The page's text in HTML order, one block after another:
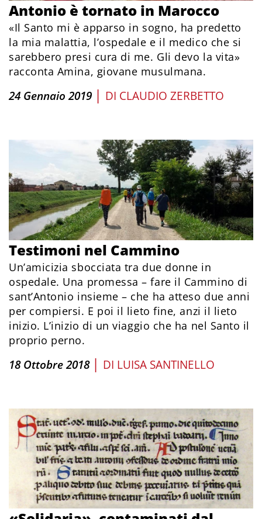
Antonio è tornato in Marocco
«Il Santo mi è apparso in sogno, ha predetto
la mia malattia, l’ospedale e il medico che si
sarebbero presi cura di me. Gli devo la vita»
racconta Amina, giovane musulmana.
24 Gennaio 2019 | DI CLAUDIO ZERBETTO
Testimoni nel Cammino
Un’amicizia sbocciata tra due donne in
ospedale. Una promessa – fare il Cammino di
sant’Antonio insieme – che ha atteso due anni
per compiersi. E poi il lieto fine, anzi il lieto
inizio. L’inizio di un viaggio che ha nel Santo il
proprio perno.
18 Ottobre 2018 | DI LUISA SANTINELLO